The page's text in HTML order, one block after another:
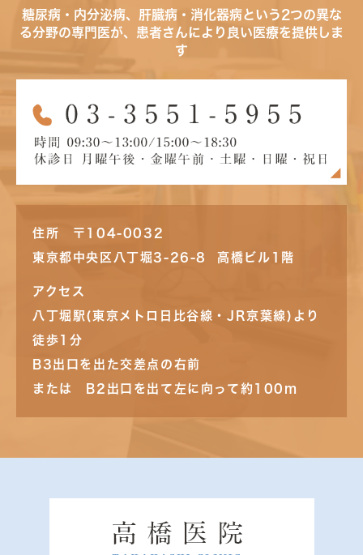
糖尿病・内分泌病、肝臓病・消化器病という2つの異な
る分野の専門医が、患者さんにより良い医療を提供しま
す
住所 〒104-0032
東京都中央区八丁堀3-26-8 高橋ビル1階
アクセス
八丁堀駅(東京メトロ日比谷線・JR京葉線)より
徒歩1分
B3出口を出た交差点の右前
または B2出口を出て左に向って約100m